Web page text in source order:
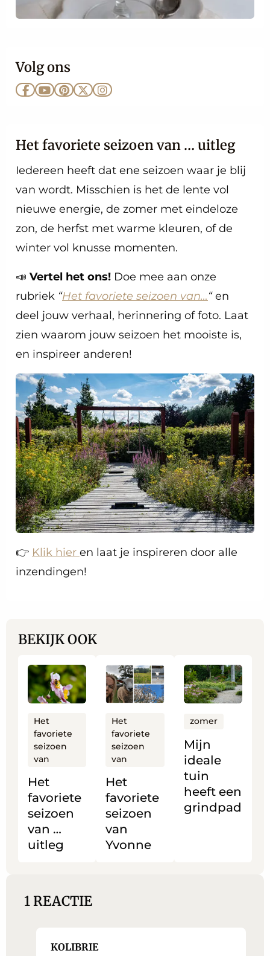
Volg ons
Ga Ga Ga Ga Ga
Het favoriete seizoen van … uitleg
Iedereen heeft dat ene seizoen waar je blij
van wordt. Misschien is het de lente vol
nieuwe energie, de zomer met eindeloze
zon, de herfst met warme kleuren, of de
winter vol knusse momenten.
📣 Vertel het ons! Doe mee aan onze
rubriek “Het favoriete seizoen van…“en
deel jouw verhaal, herinnering of foto. Laat
zien waarom jouw seizoen het mooiste is,
en inspireer anderen!
👉 Klik hier en laat je inspireren door alle
inzendingen!
BEKIJK OOK
Het
favoriete
seizoen
van …
uitleg
Het
favoriete
seizoen
van
Lees
meer
over
Het
favoriete
seizoen
…
uitleg
Het
favoriete
seizoen
van
Yvonne
Het
favoriete
seizoen
van
Lees
meer
over
Het
favoriete
seizoen
Yvonne
Mijn
ideale
tuin
heeft een
grindpad
zomer
Lees
meer
over
Mijn
ideale
tuin
heeft
een
grindpad
1 REACTIE
KOLIBRIE